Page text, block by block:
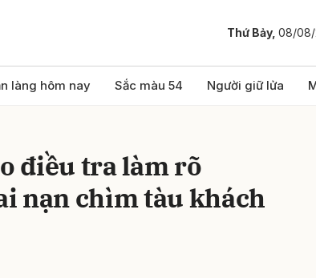
Thứ Bảy, 08/
làng hôm nay Sắc màu 54 Người giữ lửa
điều tra làm rõ
nạn chìm tàu khách
luận